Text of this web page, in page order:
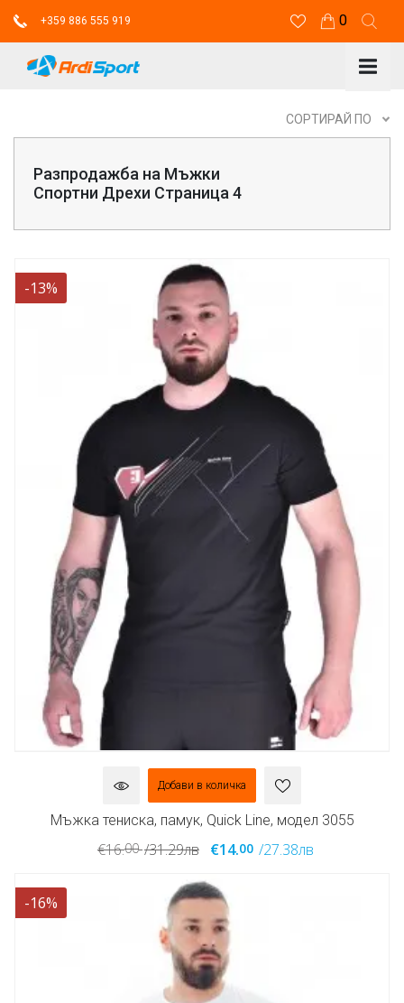
+359 886 555 919 0
Разпродажба на Мъжки
Спортни Дрехи Страница 4
СОРТИРАЙ ПО
-13%
Добави в количка
Мъжка тениска, памук, Quick Line, модел 3055
€16.00 /31.29лв €14.00 /27.38лв
-16%